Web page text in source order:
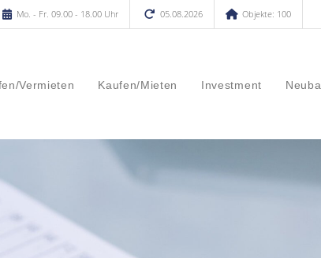
Mo. - Fr. 09.00 - 18.00 Uhr 05.08.2026 Objekte: 100
Vermieten Kaufen/Mieten Investment